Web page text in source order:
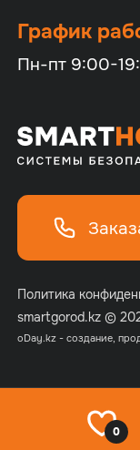
0
Политика
smartgorod.kz ©
oDay.kz - создание,
График
Пн-пт 9:00-